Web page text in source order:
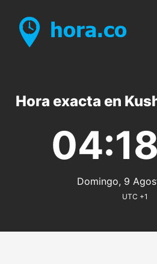
Hora exacta en
Domingo, 9
UTC +1